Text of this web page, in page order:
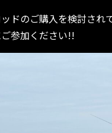
ドのご購入を検討され
参加ください!!